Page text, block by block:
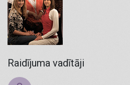
Raidījuma vadītāji